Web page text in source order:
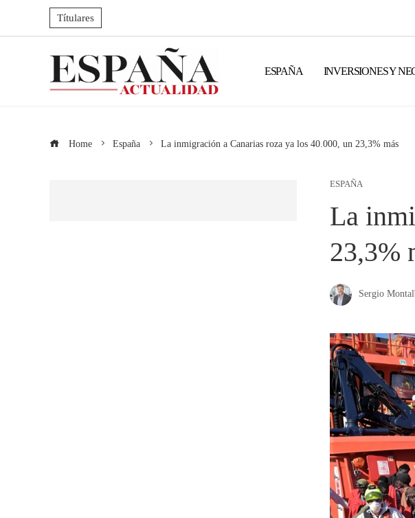
Títulares
ESPAÑA INVERSIONES Y
Home España La inmigración a Canarias roza ya los 40.000, un 23,3% más
ESPAÑA
La
23,3%
Sergio